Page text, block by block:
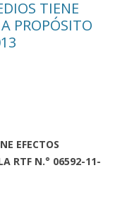
TIENE
PROPÓSITO
EFECTOS
RTF N.° 06592-11-